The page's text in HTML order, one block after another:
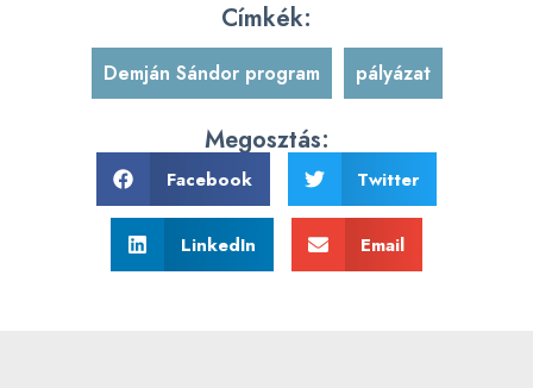
Címkék:
Demján Sándor program pályázat
Megosztás:
Facebook Twitter
LinkedIn Email